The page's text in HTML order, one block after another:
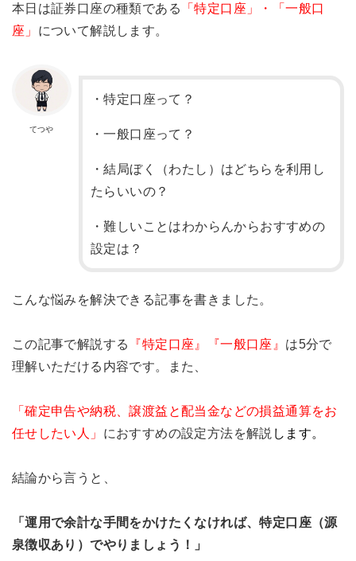
本日は証券口座の種類である
「特定口座」・「一般口
座」 について解説します。
てつや
・特定口座って？
・一般口座って？
・結局ぼく（わたし）はどちらを利用し
たらいいの？
・難しいことはわからんからおすすめの
設定は？
こんな悩みを解決できる記事を書きました。
この記事で解説する 『特定口座』『一般口座』 は5分で
理解いただける内容です。また、
「確定申告や納税、譲渡益と配当金などの損益通算をお
任せしたい人」 におすすめの設定方法を解説 します。
結論から言うと、
「運用で余計な手間をかけたくなければ、特定口座（源
泉徴収あり）でやりましょう！」